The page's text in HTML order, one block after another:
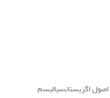
اصول اگزیستانسیالیسم